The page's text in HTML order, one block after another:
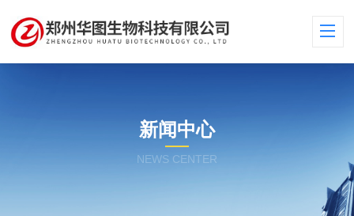
新闻中心
NEWS CENTER